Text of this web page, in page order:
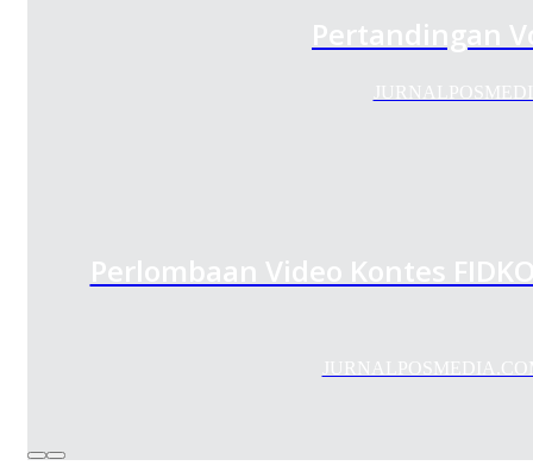
Pertandingan
Perlombaan Video Kontes